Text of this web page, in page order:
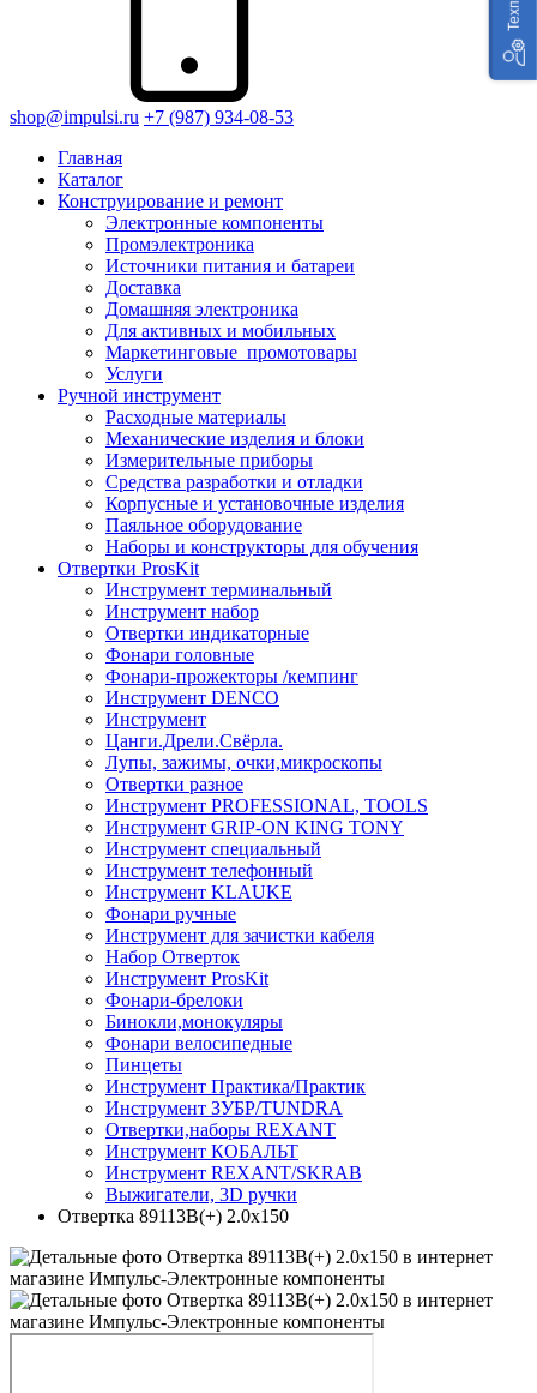
shop@impulsi.ru +7 (987) 934-08-53
Главная
Каталог
Конструирование и ремонт
Электронные компоненты
Промэлектроника
Источники питания и батареи
Доставка
Домашняя электроника
Для активных и мобильных
Маркетинговые_промотовары
Услуги
Ручной инструмент
Расходные материалы
Механические изделия и блоки
Измерительные приборы
Средства разработки и отладки
Корпусные и установочные изделия
Паяльное оборудование
Наборы и конструкторы для обучения
Отвертки ProsKit
Инструмент терминальный
Инструмент набор
Отвертки индикаторные
Фонари головные
Фонари-прожекторы /кемпинг
Инструмент DENCO
Инструмент
Цанги.Дрели.Свёрла.
Лупы, зажимы, очки,микроскопы
Отвертки разное
Инструмент PROFESSIONAL, TOOLS
Инструмент GRIP-ON KING TONY
Инструмент специальный
Инструмент телефонный
Инструмент KLAUKE
Фонари ручные
Инструмент для зачистки кабеля
Набор Отверток
Инструмент ProsKit
Фонари-брелоки
Бинокли,монокуляры
Фонари велосипедные
Пинцеты
Инструмент Практика/Практик
Инструмент ЗУБР/TUNDRA
Отвертки,наборы REXANT
Инструмент КОБАЛЬТ
Инструмент REXANT/SKRAB
Выжигатели, 3D ручки
Отвертка 89113B(+) 2.0х150